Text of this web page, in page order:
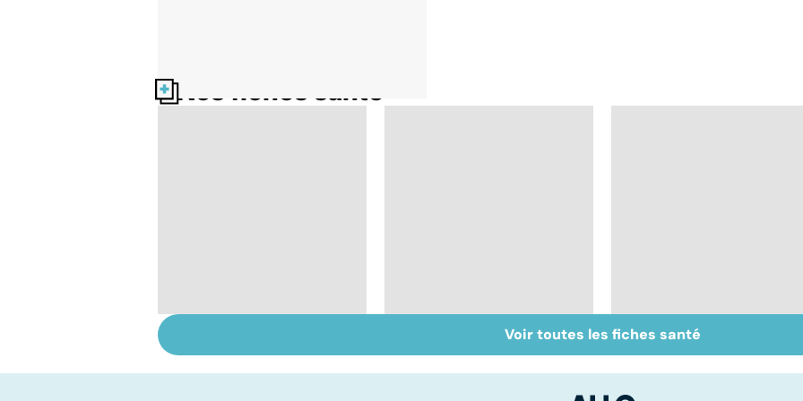
Nos fiches santé
pulmonaire
Le paludisme, un
fléau planétaire
Syndrome de
l'intestin irritable : un
Voir toutes les fiches santé